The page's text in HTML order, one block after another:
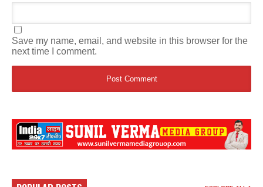
Save my name, email, and website in this browser for the
next time I comment.